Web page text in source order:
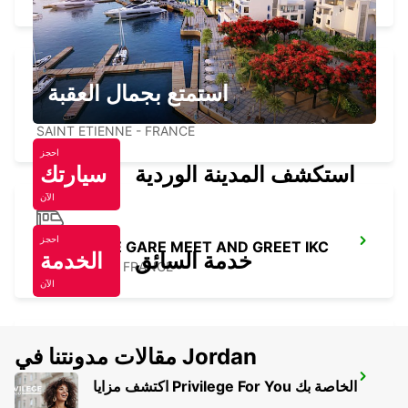
SAINT ETIENNE DT *VANS* -IKC-
SAINT ETIENNE - FRANCE
ST ETIENNE GARE MEET AND GREET IKC
ST ETIENNE - FRANCE
MACON LOCHE TGV MEET AND GREET
LOCHE - FRANCE
استمتع بجمال العقبة
احجز
سيارتك
الآن
استكشف المدينة الوردية
احجز
الخدمة
الآن
خدمة السائق
مقالات مدونتنا في Jordan
اكتشف مزايا Privilege For You الخاصة بك